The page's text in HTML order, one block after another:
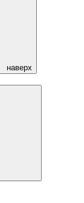
наверх